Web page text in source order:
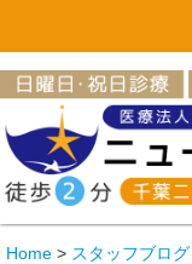
Home > スタッフブログ